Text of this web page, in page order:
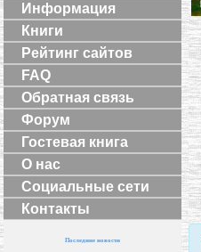
Информация
Книги
Рейтинг сайтов
FAQ
Обратная связь
Форум
Гостевая книга
О нас
Социальные сети
Контакты
Последние новости